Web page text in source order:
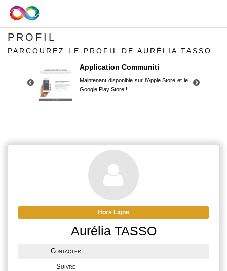
PROFIL
PARCOUREZ LE PROFIL DE AURÉLIA TASSO
Application Communiti
Maintenant disponible sur l'Apple Store et le
Google Play Store !
Google Play Store !
Hors Ligne
Aurélia TASSO
Contacter
Suivre